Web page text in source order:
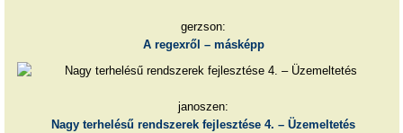
gerzson:
A regexről – másképp
janoszen:
Nagy terhelésű rendszerek fejlesztése 4. – Üzemeltetés